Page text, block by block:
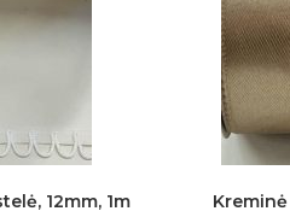
12mm, 1m